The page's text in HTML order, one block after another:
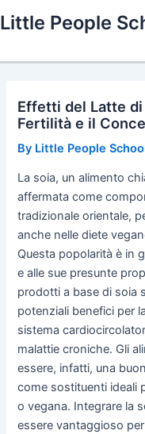
to
Little People
Effetti del Latte di
Fertilità e il
By Little People
La soia, un alimento
affermata come
tradizionale orientale,
anche nelle diete
Questa popolarità è in
e alle sue presunte
prodotti a base di soia
potenziali benefici per
sistema
malattie croniche. Gli
essere, infatti, una
come sostituenti ideali
o vegana. Integrare la
essere vantaggioso